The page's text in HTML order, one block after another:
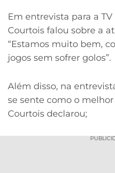
ATLÉTICO
MG
CRUZEIRO
Em entrevista para a
Courtois falou sobre a
“Estamos muito bem,
jogos sem sofrer golos”.
Além disso, na
se sente como o
Courtois declarou;